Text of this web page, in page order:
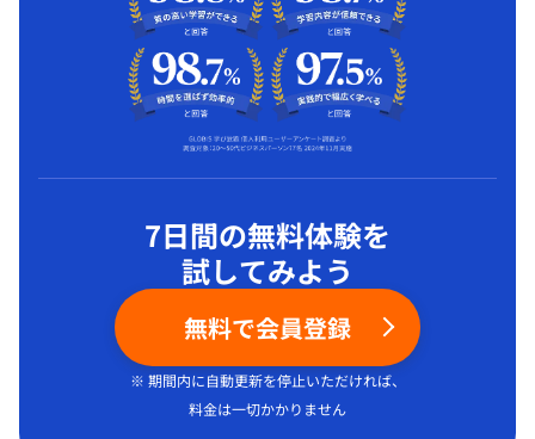
7日間の無料体験を
試してみよう
無料で会員登録
※ 期間内に自動更新を停止いただければ、
料金は一切かかりません